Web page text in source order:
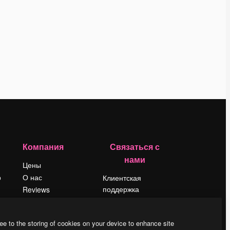
Компания
Цены
О нас
Reviews
Блог
Связаться с
нами
Клиентская
поддержка
LinkedIn
to the storing of cookies on your device to enhance site